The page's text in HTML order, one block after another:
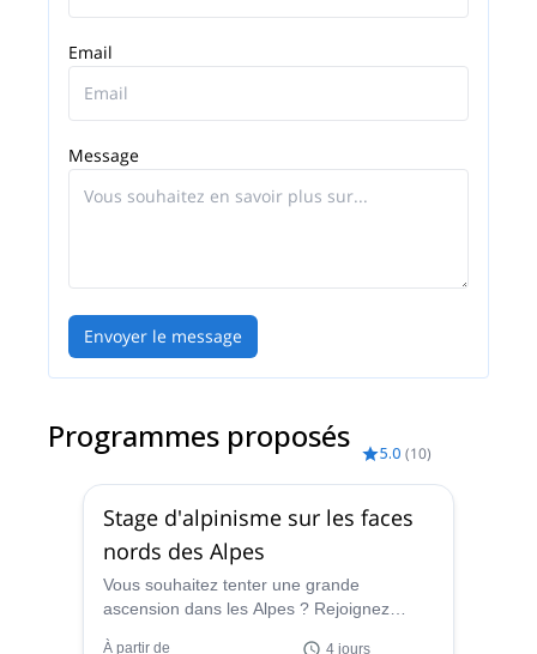
Avec mes clients, j’ai gravi les faces les plus
difficiles des Alpes, exploré des chaînes de
l’Afrique et l’Europe.
d’amis et de guides hautement qualifiés et
professionnels, qui seront heureux de vous
confiance aussi !
Email
Message
Envoyer le message
Programmes proposés 5.0 (10)
Stage d'alpinisme sur les faces
nords des Alpes
Vous souhaitez tenter une grande
ascension dans les Alpes ? Rejoignez
À partir de
4 jours